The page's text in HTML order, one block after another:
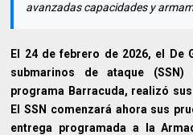
avanzadas capacidades y
El 24 de febrero de 2026, el
submarinos de ataque
programa Barracuda, realizó
El SSN comenzará ahora sus
entrega programada a la